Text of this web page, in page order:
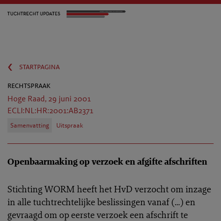
‹
startpagina
rechtspraak
Hoge Raad, 29 juni 2001
ECLI:NL:HR:2001:AB2371
Samenvatting Uitspraak
Openbaarmaking op verzoek en afgifte afschriften
Stichting WORM heeft het HvD verzocht om inzage
in alle tuchtrechtelijke beslissingen vanaf (…) en
gevraagd om op eerste verzoek een afschrift te